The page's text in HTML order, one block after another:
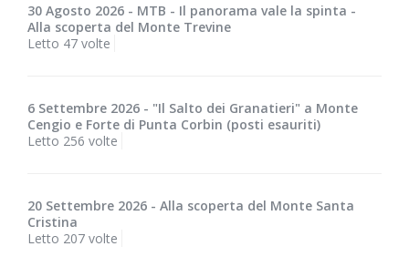
30 Agosto 2026 - MTB - Il panorama vale la spinta -
Alla scoperta del Monte Trevine
Letto 47 volte
6 Settembre 2026 - "Il Salto dei Granatieri" a Monte
Cengio e Forte di Punta Corbin (posti esauriti)
Letto 256 volte
20 Settembre 2026 - Alla scoperta del Monte Santa
Cristina
Letto 207 volte